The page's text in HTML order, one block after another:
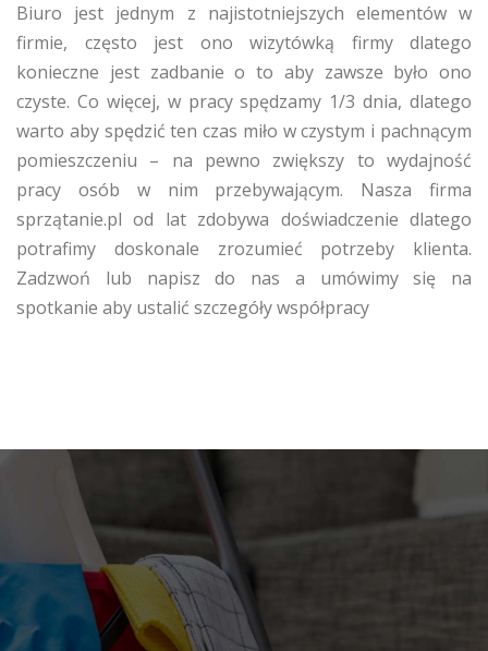
Biuro jest jednym z najistotniejszych elementów w
firmie, często jest ono wizytówką firmy dlatego
konieczne jest zadbanie o to aby zawsze było ono
czyste. Co więcej, w pracy spędzamy 1/3 dnia, dlatego
warto aby spędzić ten czas miło w czystym i pachnącym
pomieszczeniu – na pewno zwiększy to wydajność
pracy osób w nim przebywającym. Nasza firma
sprzątanie.pl od lat zdobywa doświadczenie dlatego
potrafimy doskonale zrozumieć potrzeby klienta.
Zadzwoń lub napisz do nas a umówimy się na
spotkanie aby ustalić szczegóły współpracy